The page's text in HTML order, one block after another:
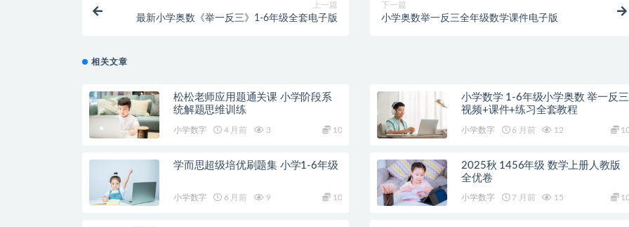
上一篇
最新小学奥数《举一反三》1-6年级全套电子版
下一篇
小学奥数举一反三全年级数学课件电子版
相关文章
松松老师应用题通关课 小学阶段系
统解题思维训练
小学数字 4 月前 3 10
小学数学 1-6年级小学奥数 举一反三
视频+课件+练习全套教程
小学数字 6 月前 12
学而思超级培优刷题集 小学1-6年级
小学数字 6 月前 9 10
2025秋 1456年级 数学上册人教版
全优卷
小学数字 7 月前 15